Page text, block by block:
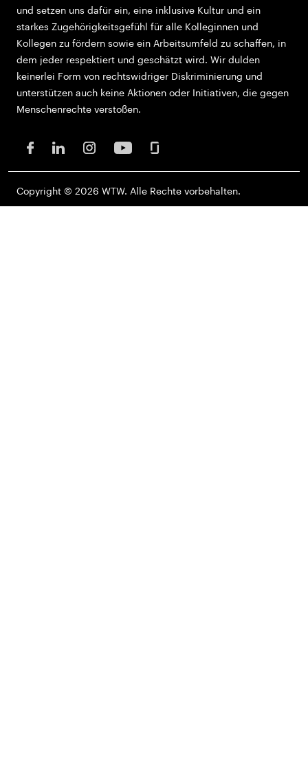
und setzen uns dafür ein, eine inklusive Kultur und ein
starkes Zugehörigkeitsgefühl für alle Kolleginnen und
Kollegen zu fördern sowie ein Arbeitsumfeld zu schaffen, in
dem jeder respektiert und geschätzt wird. Wir dulden
keinerlei Form von rechtswidriger Diskriminierung und
unterstützen auch keine Aktionen oder Initiativen, die gegen
Menschenrechte verstoßen.
Copyright © 2026 WTW. Alle Rechte vorbehalten.